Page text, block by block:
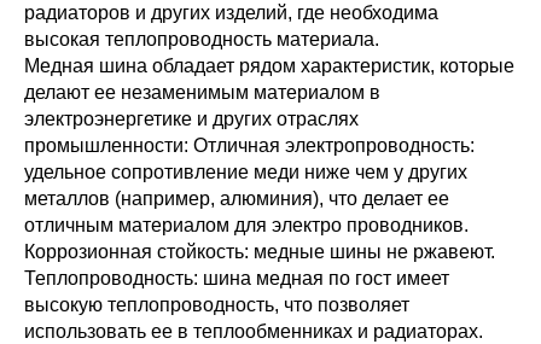
радиаторов и других изделий, где необходима
высокая теплопроводность материала.
Медная шина обладает рядом характеристик, которые
делают ее незаменимым материалом в
электроэнергетике и других отраслях
промышленности: Отличная электропроводность:
удельное сопротивление меди ниже чем у других
металлов (например, алюминия), что делает ее
отличным материалом для электро проводников.
Коррозионная стойкость: медные шины не ржавеют.
Теплопроводность: шина медная по гост имеет
высокую теплопроводность, что позволяет
использовать ее в теплообменниках и радиаторах.